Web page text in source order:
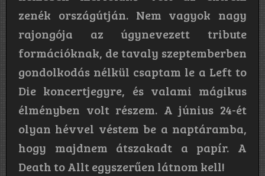
zenék országútján. Nem vagyok nagy
rajongója az úgynevezett tribute
formációknak, de tavaly szeptemberben
gondolkodás nélkül csaptam le a Left to
Die koncertjegyre, és valami mágikus
élményben volt részem. A június 24-ét
olyan hévvel véstem be a naptáramba,
hogy majdnem átszakadt a papír. A
Death to Allt egyszerűen látnom kell!